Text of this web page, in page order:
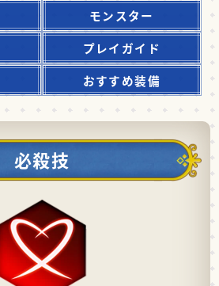
モンスター
プレイガイド
おすすめ装備
必殺技